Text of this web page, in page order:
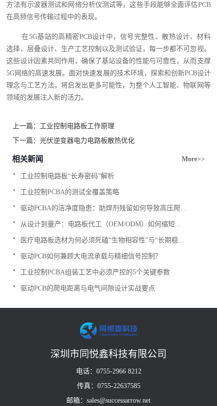
方法有示波器测试和网络分析仪测试等，这些手段能够全面评估PCB
在高频信号传输过程中的表现。
在5G基站的高精密PCB设计中，信号完整性、散热设计、材料
选择、层叠设计、生产工艺控制以及测试验证，每一步都不可忽视。
这些设计因素共同作用，确保了基站设备的性能与可靠性，从而支撑
5G网络的高速发展。面对快速发展的技术环境，探索和创新PCB设计
理念与工艺方法，将启发出更多可能性，为整个人工智能、物联网等
领域的发展注入新的活力。
上一篇： 工业控制电路板工作原理
下一篇：光伏逆变器电力电路板散热优化
相关新闻 More>>
工业控制电路板“长寿密码”解析
.
工业控制PCBA的测试全覆盖策略
.
驱动PCBA的洁净度隐患：助焊剂残留如何导致高压爬...
.
从设计到量产：电路板代工（OEM/ODM）如何缩短...
.
医疗电路板选材为何必须死磕“生物相容性”与“长期稳...
.
驱动PCB如何兼顾大电流承载与精细信号控制？
.
工业控制PCBA组装工艺中必须严控的5个关键参数
.
驱动PCB的爬电距离与电气间隙设计实战要点
.
深圳市同悦鑫科技有限公司
电话：0755-2966 8212
传真：0755-22637585
邮箱：sales@successarrow.net